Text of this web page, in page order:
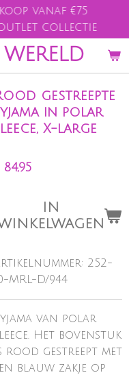
vanaf €75
outlet collectie
gestreepte
in polar
X-large
84,95
IN
252-
MRL-D/944
van polar
Het bovenstuk
rood gestreept met
blauw zakje op